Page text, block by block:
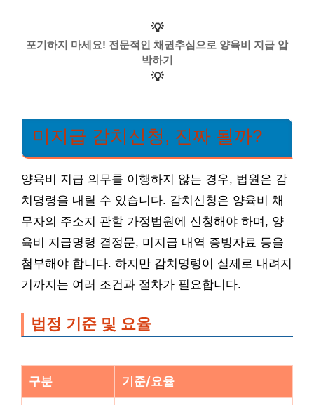
💡
포기하지 마세요! 전문적인 채권추심으로 양육비 지급 압
박하기
💡
미지급 감치신청, 진짜 될까?
양육비 지급 의무를 이행하지 않는 경우, 법원은 감
치명령을 내릴 수 있습니다. 감치신청은 양육비 채
무자의 주소지 관할 가정법원에 신청해야 하며, 양
육비 지급명령 결정문, 미지급 내역 증빙자료 등을
첨부해야 합니다. 하지만 감치명령이 실제로 내려지
기까지는 여러 조건과 절차가 필요합니다.
법정 기준 및 요율
구분 기준/요율